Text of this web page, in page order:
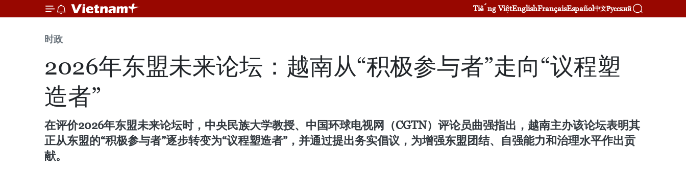
Tiếng ViệtEnglishFrançaisEspañol中文Русский
时政
2026年东盟未来论坛：越南从“积极参与者”走向“议程塑
造者”
在评价2026年东盟未来论坛时，中央民族大学教授、中国环球电视网（CGTN）评论员曲强指出，越南主办该论坛表明其
正从东盟的“积极参与者”逐步转变为“议程塑造者”，并通过提出务实倡议，为增强东盟团结、自强能力和治理水平作出贡
献。